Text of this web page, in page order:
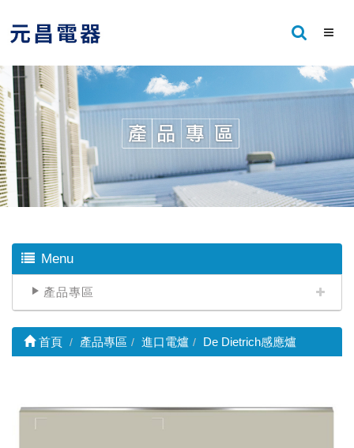
Menu
產品專區
首頁 產品專區 進口電爐 De Dietrich感應爐